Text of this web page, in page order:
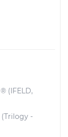
(IFELD,
-